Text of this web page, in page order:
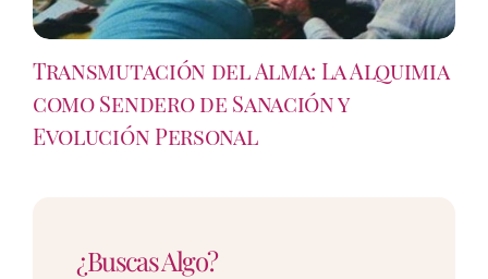
Transmutación del Alma: La Alquimia
como Sendero de Sanación y
Evolución Personal
¿Buscas Algo?